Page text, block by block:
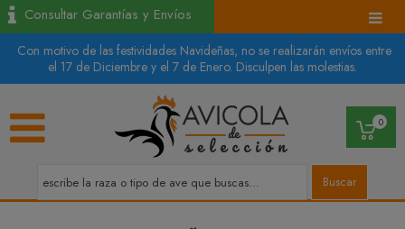
Con motivo de las festividades Navideñas, no se realizarán envíos entre
el 17 de Diciembre y el 7 de Enero. Disculpen las molestias.
0
Consultar Garantías y Envíos
Buscar